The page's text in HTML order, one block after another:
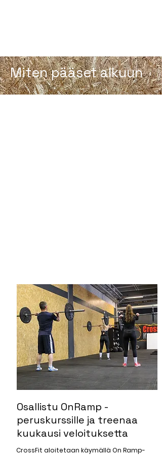
Miten pääset alkuun
Osallistu OnRamp -
peruskurssille ja treenaa
kuukausi veloituksetta
CrossFit aloitetaan käymällä On Ramp-